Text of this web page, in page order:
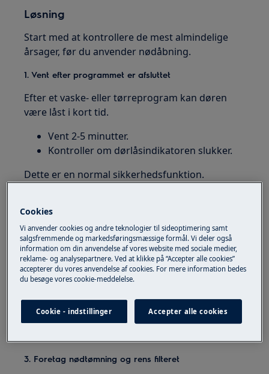
Løsning
Start med at kontrollere de mest almindelige
årsager, før du anvender nødåbning.
1. Vent efter programmet er afsluttet
Efter et vaske- eller tørreprogram kan døren
være låst i kort tid.
Vent 2-5 minutter.
Kontroller om dørlåsindikatoren slukker.
Dette er en normal sikkerhedsfunktion.
forbliver døren låst.
Kontroller om der er vand i tromlen.
Kontroller at programmet er afsluttet.
Hvis der er vand i vaskemaskinen:
Start et udpumpningsprogram.
3. Foretag nødtømning og rens filteret
Cookies
Vi anvender cookies og andre teknologier til sideoptimering samt
salgsfremmende og markedsføringsmæssige formål. Vi deler også
information om din anvendelse af vores website med sociale medier,
reklame- og analysepartnere. Ved at klikke på “Accepter alle cookies”
accepterer du vores anvendelse af cookies. For mere information bedes
du besøge vores cookie-meddelelse.
Cookie - indstillinger Accepter alle cookies